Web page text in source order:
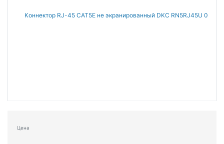
Цена